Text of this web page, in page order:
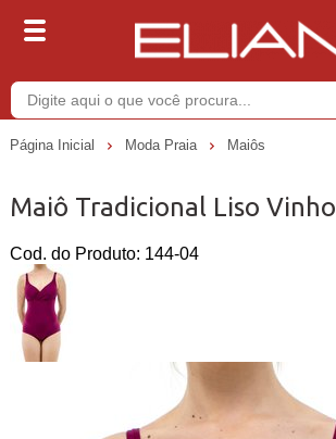
Página Inicial Moda Praia Maiôs
Maiô Tradicional Liso Vinho
Cod. do Produto: 144-04